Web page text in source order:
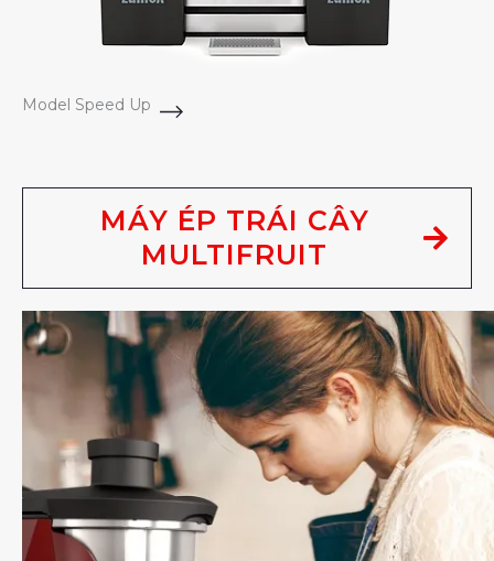
Model Speed Up
MÁY ÉP TRÁI CÂY
MULTIFRUIT